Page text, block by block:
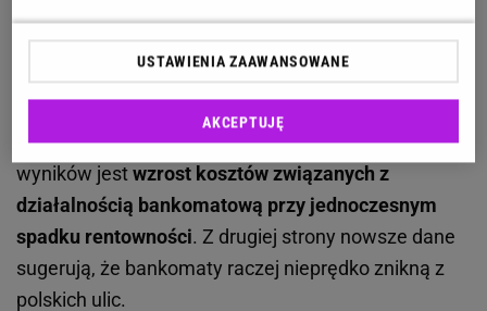
wartości 101,5 mld zł. W przypadku depozytów w
pierwszych trzech miesiącach 2024 roku dokonano
24 miliony operacji o wartości 56,2 mld zł, a kwartał
wcześniej były to 27,3 miliony operacji o
wartości 65,7 mld zł. Główną przyczyną takich
wyników jestwzrost kosztów związanych z
działalnością bankomatową przy jednoczesnym
spadku rentowności. Z drugiej strony nowsze dane
sugerują, że bankomaty raczej nieprędko znikną z
polskich ulic.
USTAWIENIA ZAAWANSOWANE
AKCEPTUJĘ